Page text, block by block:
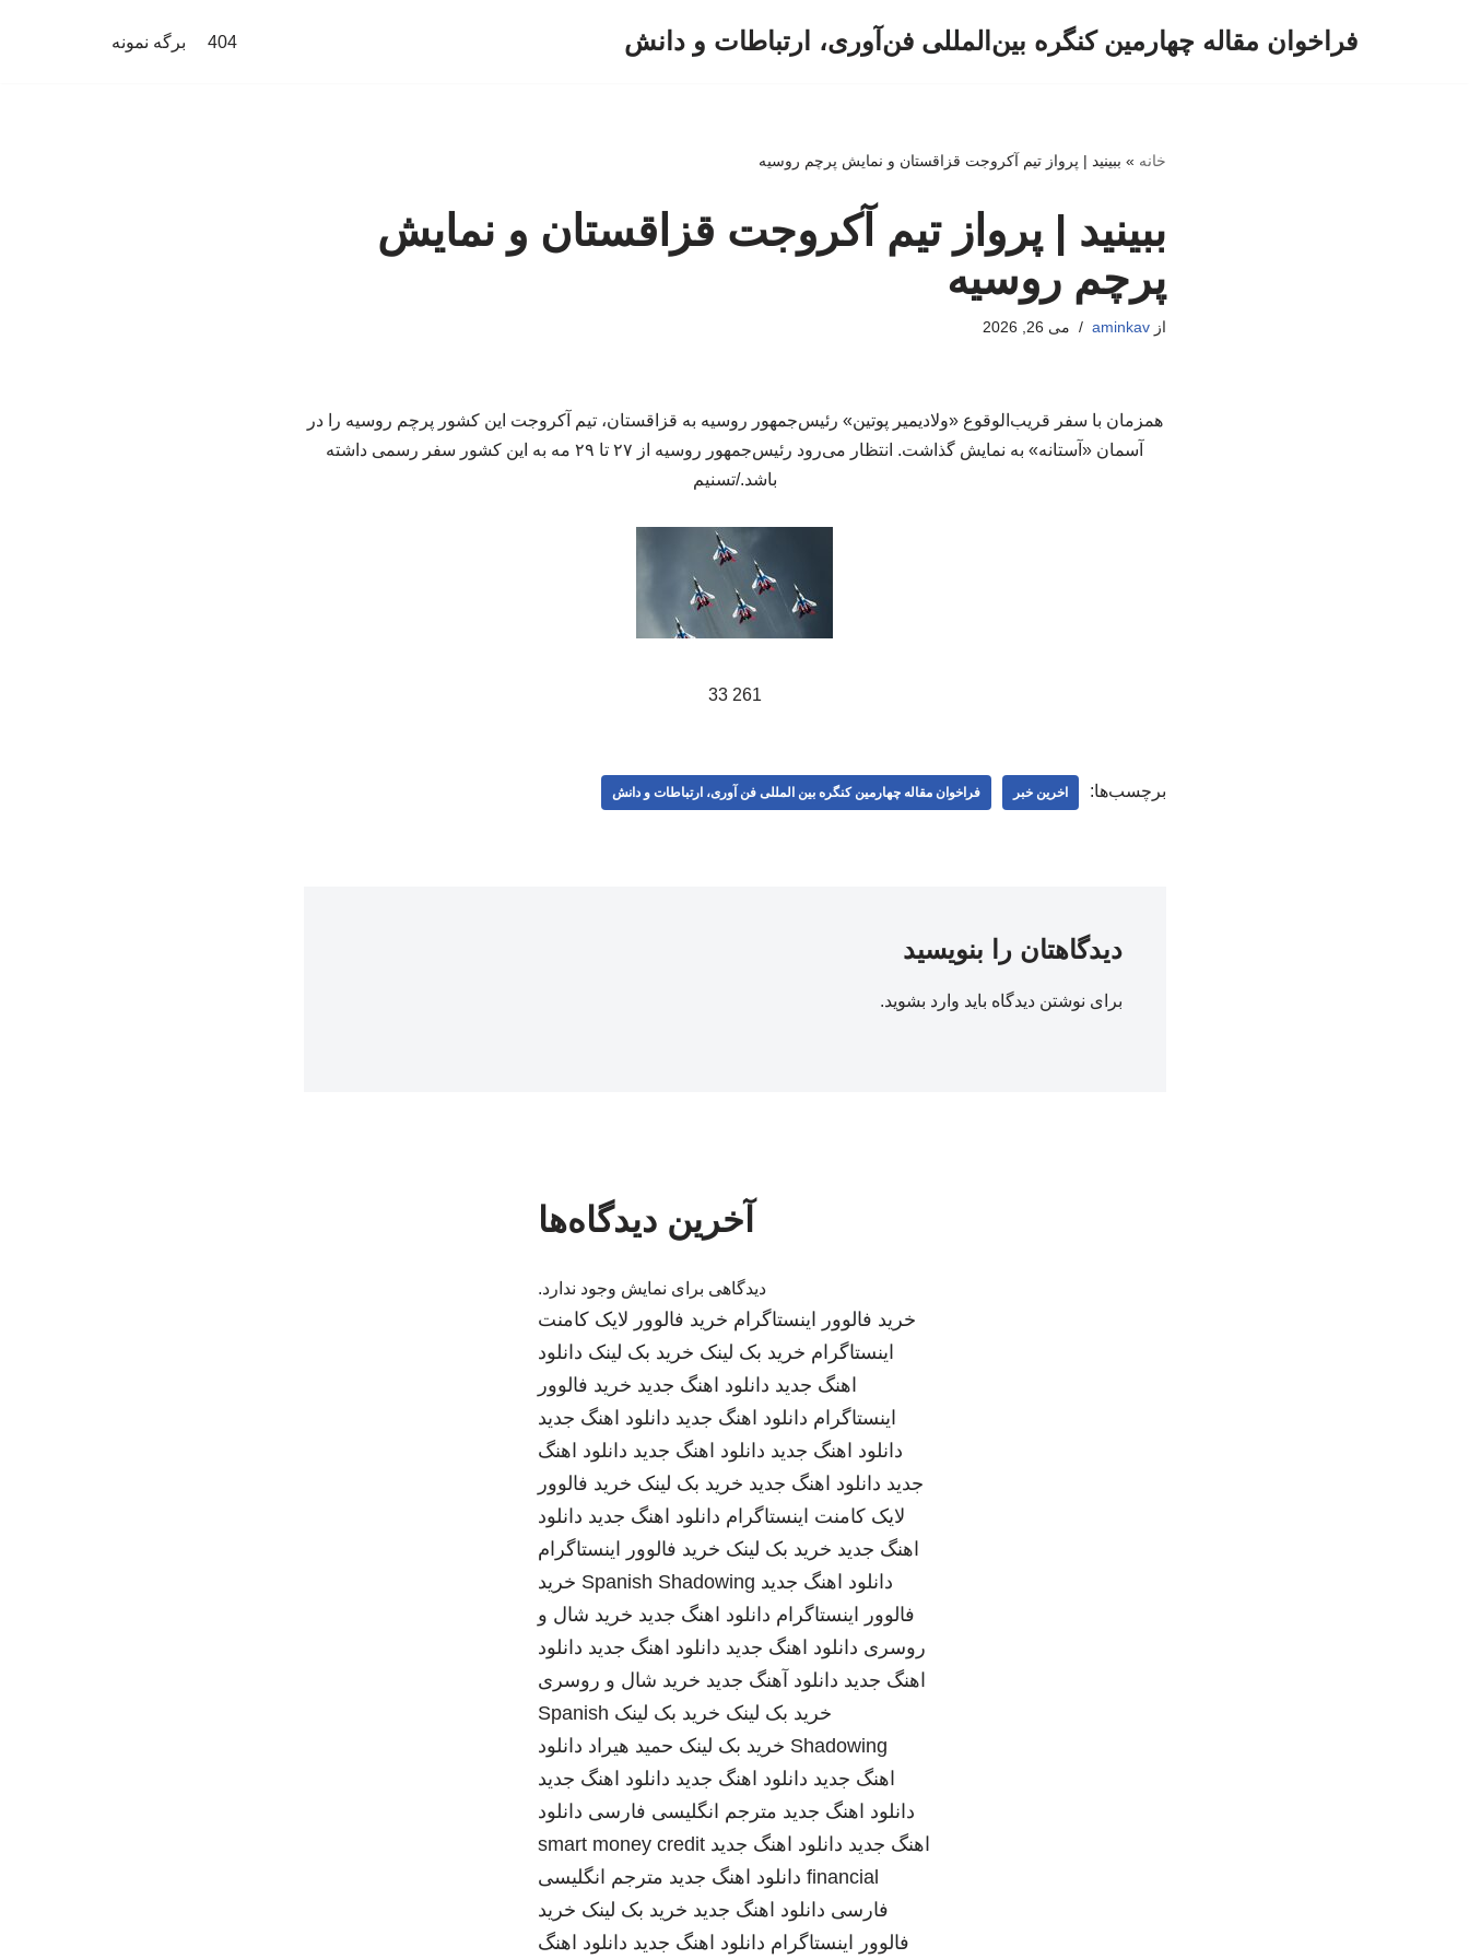
فراخوان مقاله چهارمین کنگره بین‌المللی فن‌آوری، ارتباطات و دانش 404 برگه نمونه
خانه » ببینید | پرواز تیم آکروجت قزاقستان و نمایش پرچم روسیه
ببینید | پرواز تیم آکروجت قزاقستان و نمایش
پرچم روسیه
ازaminkav می 26, 2026
همزمان با سفر قریب‌الوقوع «ولادیمیر پوتین» رئیس‌جمهور روسیه به قزاقستان، تیم آکروجت این کشور پرچم روسیه را در
آسمان «آستانه» به نمایش گذاشت. انتظار می‌رود رئیس‌جمهور روسیه از ۲۷ تا ۲۹ مه به این کشور سفر رسمی داشته
باشد./تسنیم
261 33
برچسب‌ها: اخرین خبر فراخوان مقاله چهارمین کنگره بین المللی فن آوری، ارتباطات و دانش
دیدگاهتان را بنویسید
برای نوشتن دیدگاه باید وارد بشوید.
آخرین دیدگاه‌ها
دیدگاهی برای نمایش وجود ندارد.
خرید فالوور اینستاگرام خرید فالوور لایک کامنت
اینستاگرام خرید بک لینک خرید بک لینک دانلود
اهنگ جدید دانلود اهنگ جدید خرید فالوور
اینستاگرام دانلود اهنگ جدید دانلود اهنگ جدید
دانلود اهنگ جدید دانلود اهنگ جدید دانلود اهنگ
جدید دانلود اهنگ جدید خرید بک لینک خرید فالوور
لایک کامنت اینستاگرام دانلود اهنگ جدید دانلود
اهنگ جدید خرید بک لینک خرید فالوور اینستاگرام
دانلود اهنگ جدید Spanish Shadowing خرید
فالوور اینستاگرام دانلود اهنگ جدید خرید شال و
روسری دانلود اهنگ جدید دانلود اهنگ جدید دانلود
اهنگ جدید دانلود آهنگ جدید خرید شال و روسری
خرید بک لینک خرید بک لینک Spanish
Shadowing خرید بک لینک حمید هیراد دانلود
اهنگ جدید دانلود اهنگ جدید دانلود اهنگ جدید
دانلود اهنگ جدید مترجم انگلیسی فارسی دانلود
اهنگ جدید دانلود اهنگ جدید smart money credit
financial دانلود اهنگ جدید مترجم انگلیسی
فارسی دانلود اهنگ جدید خرید بک لینک خرید
فالوور اینستاگرام دانلود اهنگ جدید دانلود اهنگ